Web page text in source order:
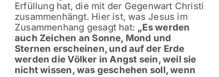
Erfüllung hat, die mit der Gegenwart Christi
zusammenhängt. Hier ist, was Jesus im
Zusammenhang gesagt hat: „Es werden
auch Zeichen an Sonne, Mond und
Sternen erscheinen, und auf der Erde
werden die Völker in Angst sein, weil sie
nicht wissen, was geschehen soll, wenn